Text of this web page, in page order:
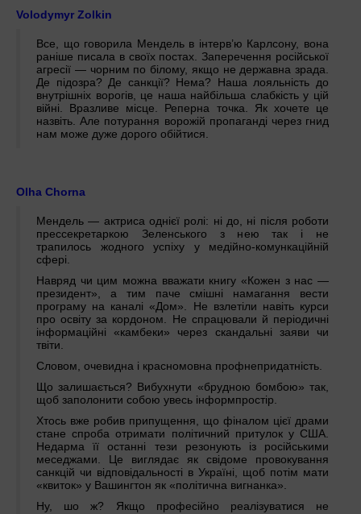
Volodymyr Zolkin
Все, що говорила Мендель в інтерв’ю Карлсону, вона
раніше писала в своїх постах. Заперечення російської
агресії — чорним по білому, якщо не державна зрада.
Де підозра? Де санкції? Нема? Наша лояльність до
внутрішніх ворогів, це наша найбільша слабкість у цій
війні. Вразливе місце. Реперна точка. Як хочете це
назвіть. Але потурання ворожій пропаганді через гнид
нам може дуже дорого обійтися.
Olha Chorna
Мендель — актриса однієї ролі: ні до, ні після роботи
прессекретаркою Зеленського з нею так і не
трапилось жодного успіху у медійно-комункаційній
сфері.
Навряд чи цим можна вважати книгу «Кожен з нас —
президент», а тим паче смішні намагання вести
програму на каналі «Дом». Не взлетіли навіть курси
про освіту за кордоном. Не спрацювали й періодичні
інформаційні «камбеки» через скандальні заяви чи
твіти.
Словом, очевидна і красномовна профнепридатність.
Що залишається? Вибухнути «брудною бомбою» так,
щоб заполонити собою увесь інформпростір.
Хтось вже робив припущення, що фіналом цієї драми
стане спроба отримати політичний притулок у США.
Недарма її останні тези резонують із російськими
меседжами. Це виглядає як свідоме провокування
санкцій чи відповідальності в Україні, щоб потім мати
«квиток» у Вашингтон як «політична вигнанка».
Ну, шо ж? Якщо професійно реалізуватися не